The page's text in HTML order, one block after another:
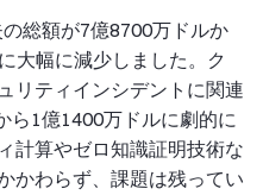
総額が7億8700万ドルか
大幅に減少しました。ク
リティインシデントに関連
ら1億1400万ドルに劇的に
計算やゼロ知識証明技術な
かわらず、課題は残ってい